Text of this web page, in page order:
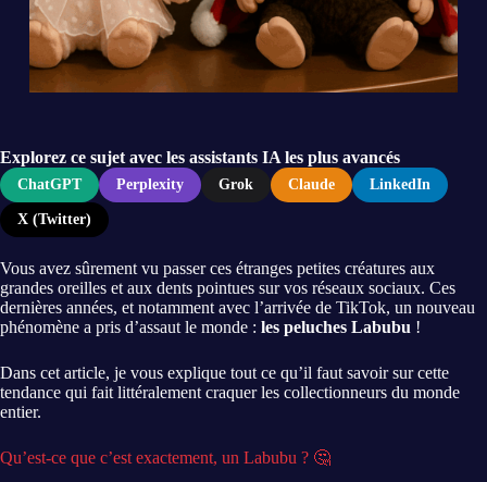
Explorez ce sujet avec les assistants IA les plus avancés
ChatGPT Perplexity Grok Claude LinkedIn
X (Twitter)
Vous avez sûrement vu passer ces étranges petites créatures aux
grandes oreilles et aux dents pointues sur vos réseaux sociaux. Ces
dernières années, et notamment avec l’arrivée de TikTok, un nouveau
phénomène a pris d’assaut le monde : les peluches Labubu !
Dans cet article, je vous explique tout ce qu’il faut savoir sur cette
tendance qui fait littéralement craquer les collectionneurs du monde
entier.
Qu’est-ce que c’est exactement, un Labubu ? 🤔